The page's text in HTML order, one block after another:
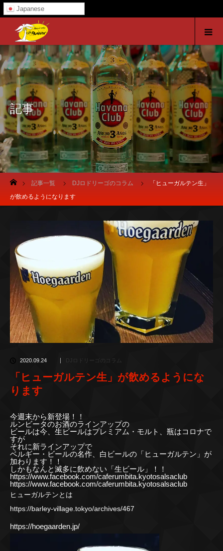
Japanese
記事
ホーム
記事一覧 DJロドリーゴのコラム
「ヒューガルテン生」
が飲めるようになります
2020.09.24 DJロドリーゴのコラム
「ヒューガルテン生」が飲めるようにな
ります
今週末から新登場！！
ルンビータのお酒のラインアップの
ビールは今、生ビールはプレミアム・モルト、瓶はコロナで
すが
それに新ラインアップで
ベルギー・ビールの名作、白ビールの「ヒューガルテン」が
加わります！！
しかもなんと滅多に飲めない「生ビール」！！
https://www.facebook.com/caferumbita.kyotosalsaclub
https://www.facebook.com/caferumbita.kyotosalsaclub
ヒューガルテンとは
https://barley-village.tokyo/archives/467
https://hoegaarden.jp/